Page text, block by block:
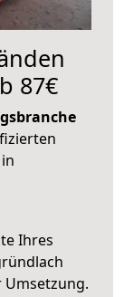
87€
Ihres
Umsetzung.